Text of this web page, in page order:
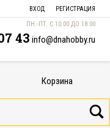
ВХОД РЕГИСТРАЦИЯ
ПН.-ПТ. С 10:00 ДО 18:00
43 info@dnahobby.ru
Корзина